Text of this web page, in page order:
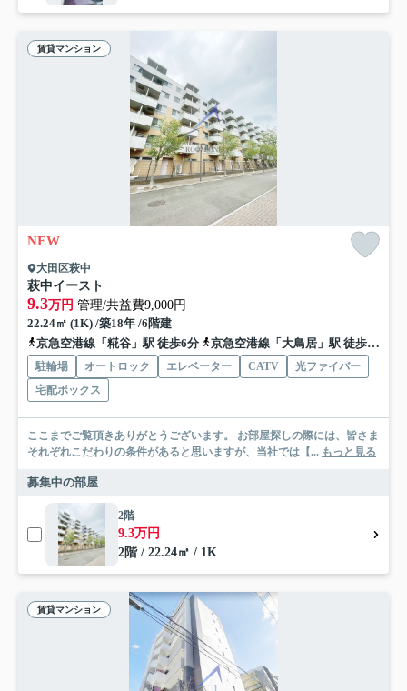
賃貸マンション
NEW
大田区萩中
萩中イースト
9.3万円 管理/共益費9,000円
22.24㎡ (1K) /築18年 /6階建
京急空港線「糀谷」駅 徒歩6分
京急空港線「大鳥居」駅 徒歩15分
駐輪場 オートロック エレベーター CATV
光ファイバー
宅配ボックス
ここまでご覧頂きありがとうございます。 お部屋探しの際には、皆さま
それぞれこだわりの条件があると思いますが、当社では【... もっと見る
募集中の部屋
2階
9.3万円
2階 / 22.24㎡ / 1K
賃貸マンション